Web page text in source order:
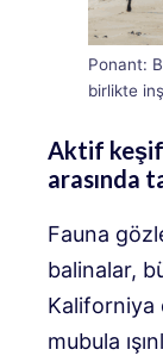
Ponant:
birlikte
Aktif keşif
arasında
Fauna
balinalar,
Kaliforniya
mubula